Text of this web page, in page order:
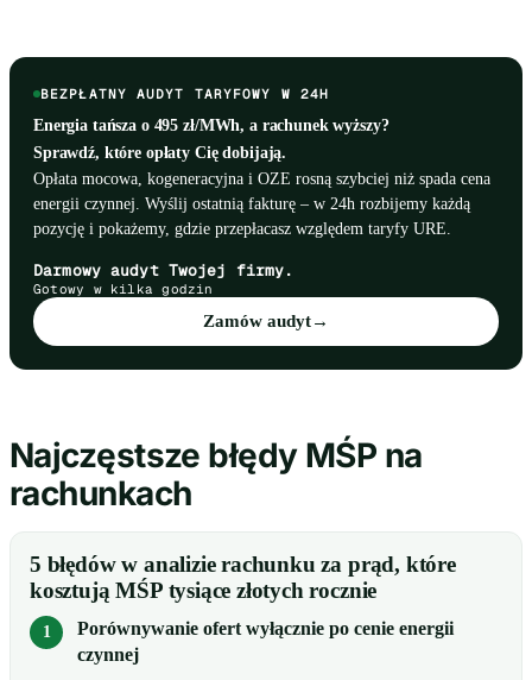
BEZPŁATNY AUDYT TARYFOWY W 24H
Energia tańsza o 495 zł/MWh, a rachunek wyższy?
Sprawdź, które opłaty Cię dobijają.
Opłata mocowa, kogeneracyjna i OZE rosną szybciej niż spada cena
energii czynnej. Wyślij ostatnią fakturę – w 24h rozbijemy każdą
pozycję i pokażemy, gdzie przepłacasz względem taryfy URE.
Zamów audyt→
Darmowy audyt Twojej firmy.
Gotowy w kilka godzin
Najczęstsze błędy MŚP na
rachunkach
5 błędów w analizie rachunku za prąd, które
kosztują MŚP tysiące złotych rocznie
Porównywanie ofert wyłącznie po cenie energii
czynnej